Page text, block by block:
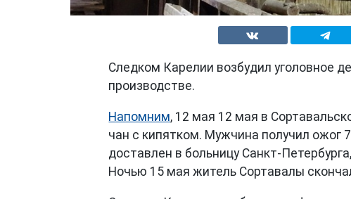
Следком Карелии возбудил уголовное
производстве.
Напомним, 12 мая 12 мая в
чан с кипятком. Мужчина получил ожог
доставлен в больницу Санкт-
Ночью 15 мая житель Сортавалы